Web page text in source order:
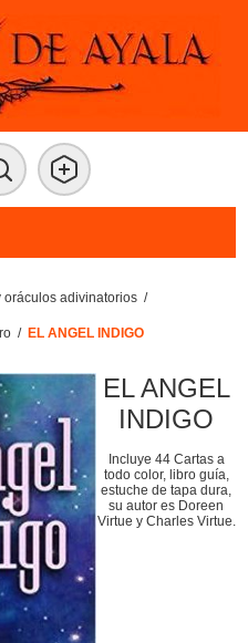
oráculos adivinatorios /
/ EL ANGEL INDIGO
EL ANGEL
INDIGO
Incluye 44 Cartas a
todo color, libro guía,
estuche de tapa dura,
su autor es Doreen
Virtue y Charles Virtue.